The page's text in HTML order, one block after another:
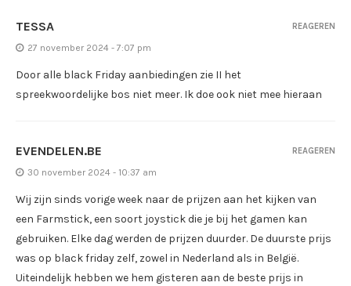
TESSA
27 november 2024 - 7:07 pm
Door alle black Friday aanbiedingen zie II het
spreekwoordelijke bos niet meer. Ik doe ook niet mee hieraan
REAGEREN
EVENDELEN.BE
30 november 2024 - 10:37 am
Wij zijn sinds vorige week naar de prijzen aan het kijken van
een Farmstick, een soort joystick die je bij het gamen kan
gebruiken. Elke dag werden de prijzen duurder. De duurste prijs
was op black friday zelf, zowel in Nederland als in België.
Uiteindelijk hebben we hem gisteren aan de beste prijs in
REAGEREN